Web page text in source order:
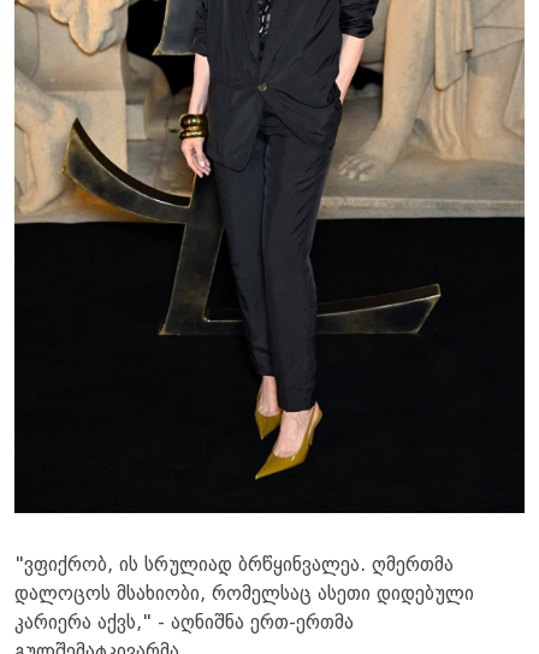
​"ვფიქრობ, ის სრულიად ბრწყინვალეა. ღმერთმა
დალოცოს მსახიობი, რომელსაც ასეთი დიდებული
კარიერა აქვს," - აღნიშნა ერთ-ერთმა